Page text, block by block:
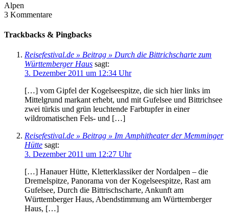
Alpen
3 Kommentare
Trackbacks & Pingbacks
Reisefestival.de » Beitrag » Durch die Bittrichscharte zum
Württemberger Haus sagt:
3. Dezember 2011 um 12:34 Uhr
[…] vom Gipfel der Kogelseespitze, die sich hier links im
Mittelgrund markant erhebt, und mit Gufelsee und Bittrichsee
zwei türkis und grün leuchtende Farbtupfer in einer
wildromatischen Fels- und […]
Reisefestival.de » Beitrag » Im Amphitheater der Memminger
Hütte sagt:
3. Dezember 2011 um 12:27 Uhr
[…] Hanauer Hütte, Kletterklassiker der Nordalpen – die
Dremelspitze, Panorama von der Kogelseespitze, Rast am
Gufelsee, Durch die Bittrischscharte, Ankunft am
Württemberger Haus, Abendstimmung am Württemberger
Haus, […]